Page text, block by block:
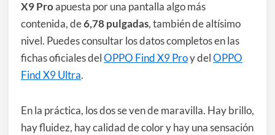
X9 Proapuesta por una pantalla algo más
contenida, de6,78 pulgadas, también de altísimo
nivel. Puedes consultar los datos completos en las
fichas oficiales delOPPO Find X9 Proy delOPPO
Find X9 Ultra.
En la práctica, los dos se ven de maravilla. Hay brillo,
hay fluidez, hay calidad de color y hay una sensación